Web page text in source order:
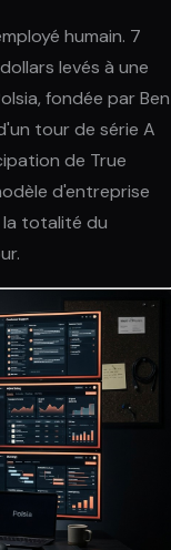
humain. 7
levés à une
fondée par Ben
tour de série A
de True
d'entreprise
la totalité du